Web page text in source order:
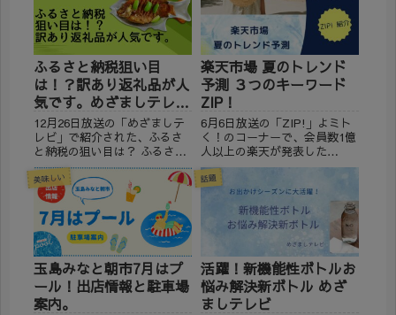
ふるさと納税狙い目
は！？訳あり返礼品が人
気です。めざましテレビ
で紹介
12月26日放送の「めざましテ
レビ」で紹介された、ふるさ
と納税の狙い目は？ ふるさと
納税の寄付の締め切りが、12
月31日と迫っています。今年
人気の返礼品にはこんな特徴
が！ 物価高などの影響で、
「訳あり返礼品」が人気にな
っています。 ※202...
楽天市場 夏のトレンド
予測 ３つのキーワード
ZIP！
6月6日放送の「ZIP!」よミト
く！のコーナーで、会員数1億
人以上の楽天が発表した
「2024年夏のトレンド予測」
についてよミトかれました。
(adsbygoogle =
window.adsbygoogle ||
[]).push({});...
美味しい
玉島みなと朝市7月はプ
ール！出店情報と駐車場
案内。
話題
活躍！新機能性ボトルお
悩み解決新ボトル めざ
ましテレビ